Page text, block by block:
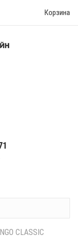
Корзина
CLASSIC